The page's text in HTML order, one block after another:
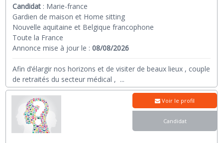
Candidat : Marie-france
Gardien de maison et Home sitting
Nouvelle aquitaine et Belgique francophone
Toute la France
Annonce mise à jour le :08/08/2026
Afin d’élargir nos horizons et de visiter de beaux lieux , couple
de retraités du secteur médical , ...
Voir le profil
Candidat